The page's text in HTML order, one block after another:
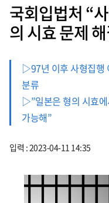
국회입법처 “
의 시효 문제
▷97년 이후 사형집행
분류
▷”일본은 형의 시효
가능해”
입력 : 2023-04-11 14:35